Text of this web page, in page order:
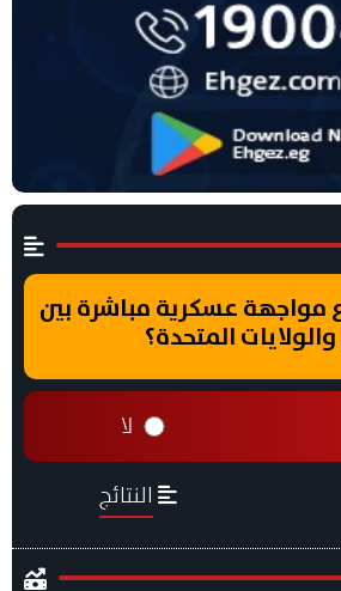
مواجهة عسكرية مباشرة بين
والولايات المتحدة؟
لا
النتائج